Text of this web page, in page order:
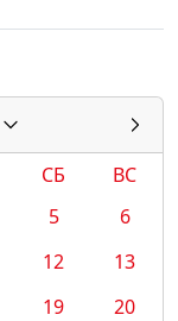
СБ
ВС
5
6
12
13
19
20